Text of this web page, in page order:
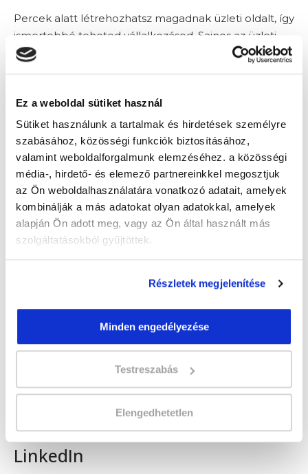
Ez a weboldal sütiket használ
Sütiket használunk a tartalmak és hirdetések személyre
szabásához, közösségi funkciók biztosításához,
valamint weboldalforgalmunk elemzéséhez. a közösségi
média-, hirdető- és elemező partnereinkkel megosztjuk
az Ön weboldalhasználatára vonatkozó adatait, amelyek
kombinálják a más adatokat olyan adatokkal, amelyek
alapján Ön adott meg, vagy az Ön által használt más
szolgáltatásokból gyűjtöttek.
Részletek megjelenítése
Minden engedélyezése
Testreszabás
Elengedhetetlen
Percek alatt létrehozhatsz magadnak üzleti oldalt, így
ismertebbé teheted vállalkozásod. Sajnos az üzleti
oldalak posztjai évről évre egyre gyengébb elérést
az évek során.
Instagram
Korábban még csak fiatalok találkozóhelye volt,az
elmúlt években számos vállalkozás kezdte el
használnia világ legnagyobb képmegosztó
platformját. Ahogy a Facebookon, itt is egy üzleti
Mivel az Instagram egy vizuális felület, itt csak
mutatós képes és videós tartalmakra figyelnek fel az
emberek. Ha ezt az elvárást nem tudod teljesíteni,
inkább ne is regisztráld ide a vállalkozásod.
LinkedIn